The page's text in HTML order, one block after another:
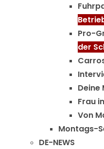
Pro-
der
Deine
Frau
Von
Montags-
DE-NEWS